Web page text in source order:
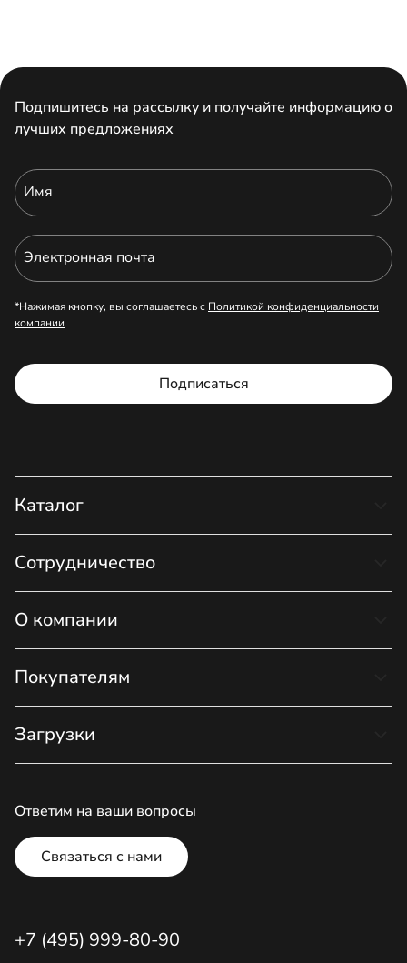
Подпишитесь на рассылку и получайте информацию о
лучших предложениях
Имя
Электронная почта
Подписаться
*Нажимая кнопку, вы соглашаетесь с Политикой конфиденциальности
компании
Каталог
Сотрудничество
О компании
Покупателям
Загрузки
Ответим на ваши вопросы
Связаться с нами
+7 (495) 999-80-90